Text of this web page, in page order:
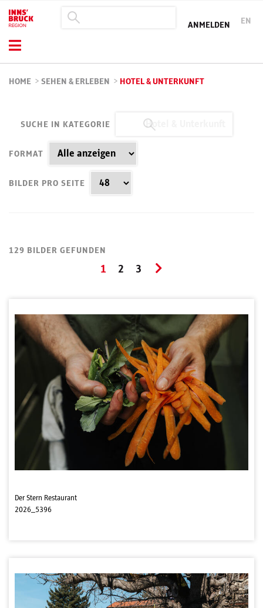
ANMELDEN EN
HOME > SEHEN & ERLEBEN > HOTEL & UNTERKUNFT
SUCHE IN KATEGORIE
FORMAT
BILDER PRO SEITE
129 BILDER GEFUNDEN
1 2 3
Der Stern Restaurant
2026_5396